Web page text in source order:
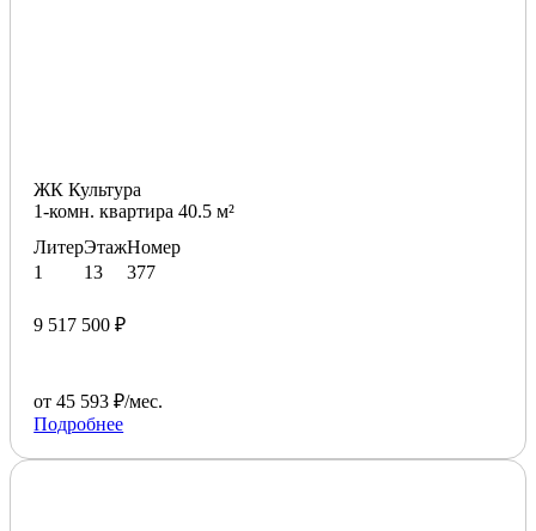
ЖК Культура
1-комн. квартира 40.5 м²
Литер
1
Этаж
13
Номер
377
9 517 500 ₽
от 45 593 ₽/мес.
Подробнее